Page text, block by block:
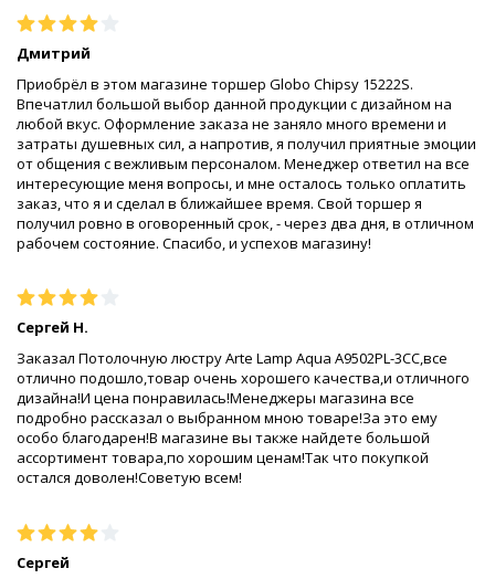
Дмитрий
Приобрёл в этом магазине торшер Globo Chipsy 15222S.
Впечатлил большой выбор данной продукции с дизайном на
любой вкус. Оформление заказа не заняло много времени и
затраты душевных сил, а напротив, я получил приятные эмоции
от общения с вежливым персоналом. Менеджер ответил на все
интересующие меня вопросы, и мне осталось только оплатить
заказ, что я и сделал в ближайшее время. Свой торшер я
получил ровно в оговоренный срок, - через два дня, в отличном
рабочем состояние. Спасибо, и успехов магазину!
Сергей Н.
Заказал Потолочную люстру Arte Lamp Aqua A9502PL-3CC,все
отлично подошло,товар очень хорошего качества,и отличного
дизайна!И цена понравилась!Менеджеры магазина все
подробно рассказал о выбранном мною товаре!За это ему
особо благодарен!В магазине вы также найдете большой
ассортимент товара,по хорошим ценам!Так что покупкой
остался доволен!Советую всем!
Сергей